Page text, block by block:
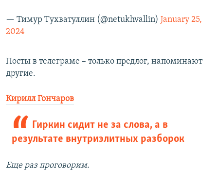
— Тимур Тухватуллин (@netukhvallin) January 25,
2024
Посты в телеграме – только предлог, напоминают
другие.
Кирилл Гончаров
Гиркин сидит не за слова, а в
результате внутриэлитных разборок
Еще раз проговорим.